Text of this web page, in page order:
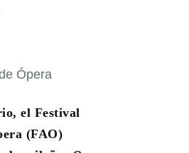
el Festival
(FAO)